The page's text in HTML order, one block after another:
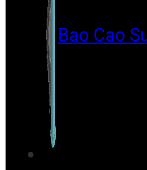
Bao Cao